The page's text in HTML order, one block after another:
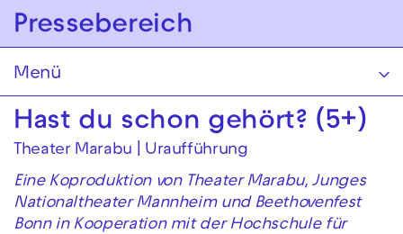
Zur Hauptnavigation springen
Pressebereich
Menü
Hast du schon gehört? (5+)
Theater Marabu | Uraufführung
Eine Koproduktion von Theater Marabu, Junges
Nationaltheater Mannheim und Beethovenfest
Bonn in Kooperation mit der Hochschule für